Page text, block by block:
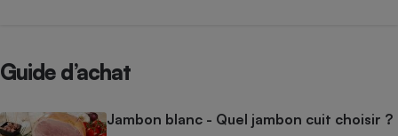
Guide d’achat
Jambon blanc - Quel jambon cuit choisir ?